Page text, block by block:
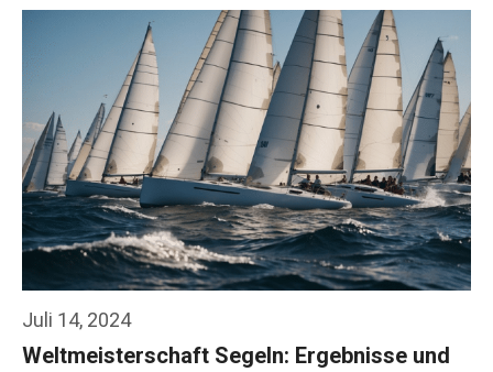
Juli 14, 2024
Weltmeisterschaft Segeln: Ergebnisse und